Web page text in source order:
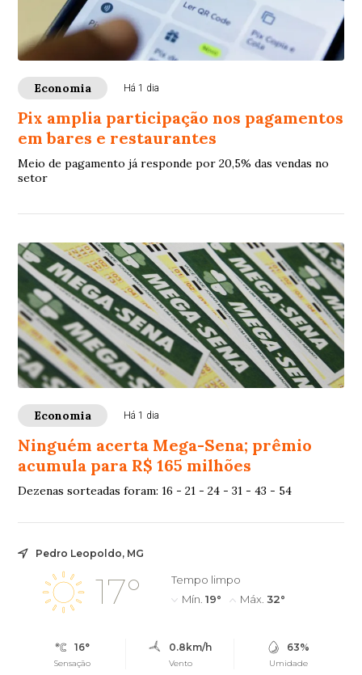
Economia Há 1 dia
Pix amplia participação nos pagamentos
em bares e restaurantes
Meio de pagamento já responde por 20,5% das vendas no
setor
Economia Há 1 dia
Ninguém acerta Mega-Sena; prêmio
acumula para R$ 165 milhões
Dezenas sorteadas foram: 16 - 21 - 24 - 31 - 43 - 54
Pedro Leopoldo, MG
17°
Tempo limpo
Mín. 19° Máx. 32°
16°
Sensação
0.8km/h
Vento
63%
Umidade